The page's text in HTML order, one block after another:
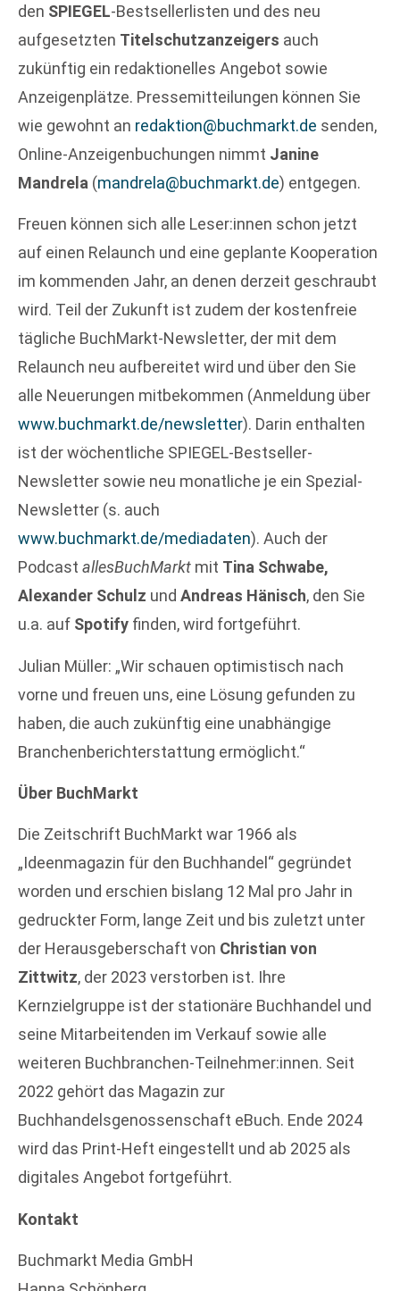
den SPIEGEL-Bestsellerlisten und des neu
aufgesetzten Titelschutzanzeigers auch
zukünftig ein redaktionelles Angebot sowie
Anzeigenplätze. Pressemitteilungen können Sie
wie gewohnt an redaktion@buchmarkt.de senden,
Online-Anzeigenbuchungen nimmt Janine
Mandrela (mandrela@buchmarkt.de) entgegen.
Freuen können sich alle Leser:innen schon jetzt
auf einen Relaunch und eine geplante Kooperation
im kommenden Jahr, an denen derzeit geschraubt
wird. Teil der Zukunft ist zudem der kostenfreie
tägliche BuchMarkt-Newsletter, der mit dem
Relaunch neu aufbereitet wird und über den Sie
alle Neuerungen mitbekommen (Anmeldung über
www.buchmarkt.de/newsletter). Darin enthalten
ist der wöchentliche SPIEGEL-Bestseller-
Newsletter sowie neu monatliche je ein Spezial-
Newsletter (s. auch
www.buchmarkt.de/mediadaten). Auch der
Podcast allesBuchMarkt mit Tina Schwabe,
Alexander Schulz und Andreas Hänisch, den Sie
u.a. auf Spotify finden, wird fortgeführt.
Julian Müller: „Wir schauen optimistisch nach
vorne und freuen uns, eine Lösung gefunden zu
haben, die auch zukünftig eine unabhängige
Branchenberichterstattung ermöglicht.“
Über BuchMarkt
Die Zeitschrift BuchMarkt war 1966 als
„Ideenmagazin für den Buchhandel“ gegründet
worden und erschien bislang 12 Mal pro Jahr in
gedruckter Form, lange Zeit und bis zuletzt unter
der Herausgeberschaft von Christian von
Zittwitz, der 2023 verstorben ist. Ihre
Kernzielgruppe ist der stationäre Buchhandel und
seine Mitarbeitenden im Verkauf sowie alle
weiteren Buchbranchen-Teilnehmer:innen. Seit
2022 gehört das Magazin zur
Buchhandelsgenossenschaft eBuch. Ende 2024
wird das Print-Heft eingestellt und ab 2025 als
digitales Angebot fortgeführt.
Kontakt
Buchmarkt Media GmbH